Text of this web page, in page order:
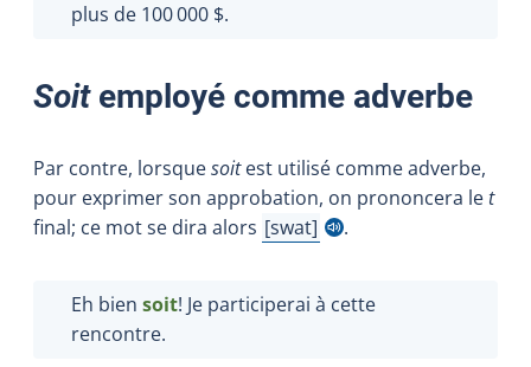
plus de 100 000 $.
Soitemployé comme adverbe
Par contre, lorsquesoitest utilisé comme adverbe,
pour exprimer son approbation, on prononcera let
final; ce mot se dira alors swat
Afficher l'infobulle
.
Eh bien soit! Je participerai à cette
rencontre.